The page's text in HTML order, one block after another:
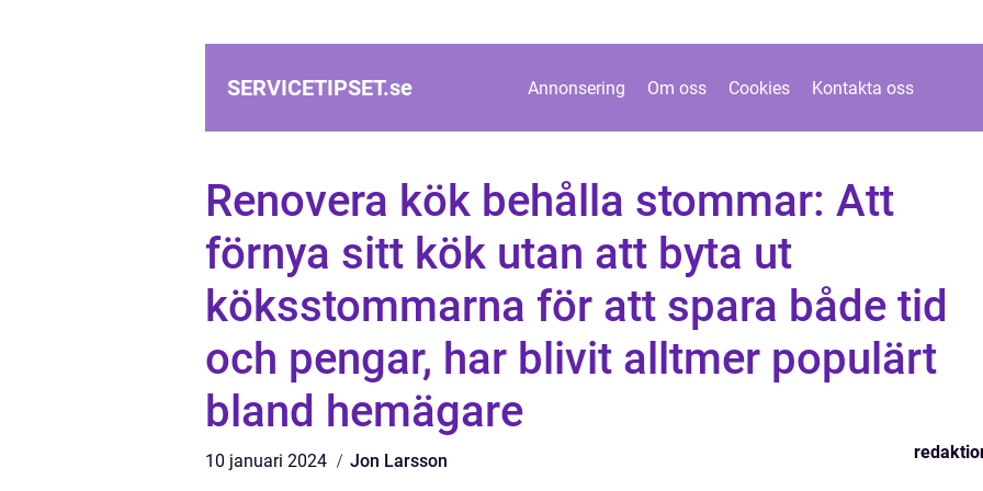
SERVICETIPSET.se Annonsering Om oss Cookies Kontakta oss
Renovera kök behålla stommar: Att
förnya sitt kök utan att byta ut
köksstommarna för att spara både tid
och pengar, har blivit alltmer populärt
bland hemägare
10 januari 2024 Jon Larsson